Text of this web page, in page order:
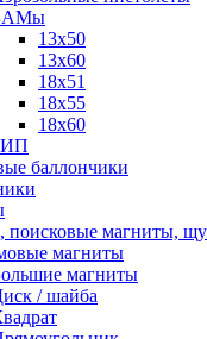
13х50
13х60
18х51
18х55
18х60
баллончики
поисковые магниты,
магниты
магниты
/ шайба